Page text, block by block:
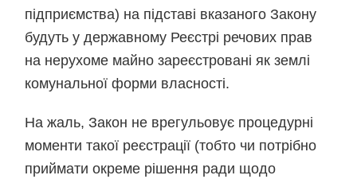
підприємства) на підставі вказаного Закону
будуть у державному Реєстрі речових прав
на нерухоме майно зареєстровані як землі
комунальної форми власності.
На жаль, Закон не врегульовує процедурні
моменти такої реєстрації (тобто чи потрібно
приймати окреме рішення ради щодо